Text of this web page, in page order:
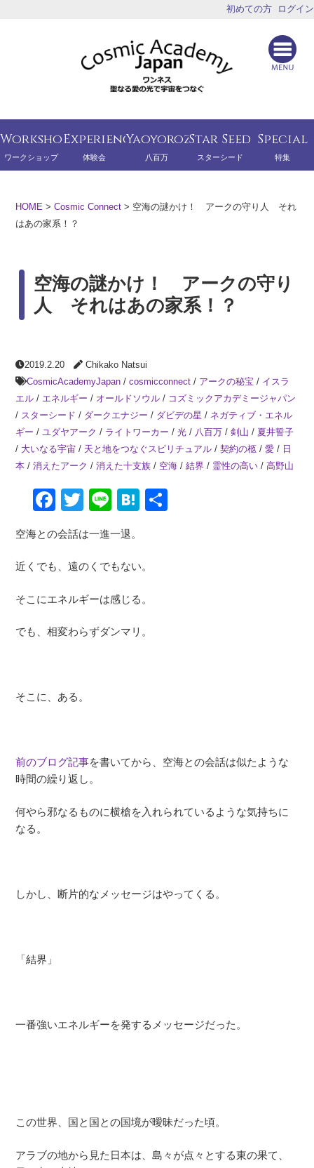
初めての方 ログイン
Workshop
ワークショップ
Experience
体験会
Yaoyorozu
八百万
Star Seed
スターシード
Special
特集
HOME >Cosmic Connect > 空海の謎かけ！ アークの守り人 それ
はあの家系！？
空海の謎かけ！ アークの守り
人 それはあの家系！？
2019.2.20
Chikako Natsui
CosmicAcademyJapan /cosmicconnect / アークの秘宝 / イスラ
エル / エネルギー / オールドソウル / コズミックアカデミージャパン
/ スターシード / ダークエナジー / ダビデの星 / ネガティブ・エネル
ギー /ユダヤアーク / ライトワーカー /光 / 八百万 /剣山 / 夏井誓子
/ 大いなる宇宙 / 天と地をつなぐスピリチュアル /契約の柩 /愛 / 日
本 /消えたアーク /消えた十支族 / 空海 /結界 / 霊性の高い /高野山
Facebook
Twitter
LineHatena
共
空海との会話は一進一退。
近くでも、遠のくでもない。
そこにエネルギーは感じる。
でも、相変わらずダンマリ。
そこに、ある。
前のブログ記事を書いてから、空海との会話は似たような
時間の繰り返し。
何やら邪なるものに横槍を入れられているような気持ちに
なる。
しかし、断片的なメッセージはやってくる。
「結界」
一番強いエネルギーを発するメッセージだった。
この世界、国と国との国境が曖昧だった頃。
アラブの地から見た日本は、島々が点々とする東の果て、